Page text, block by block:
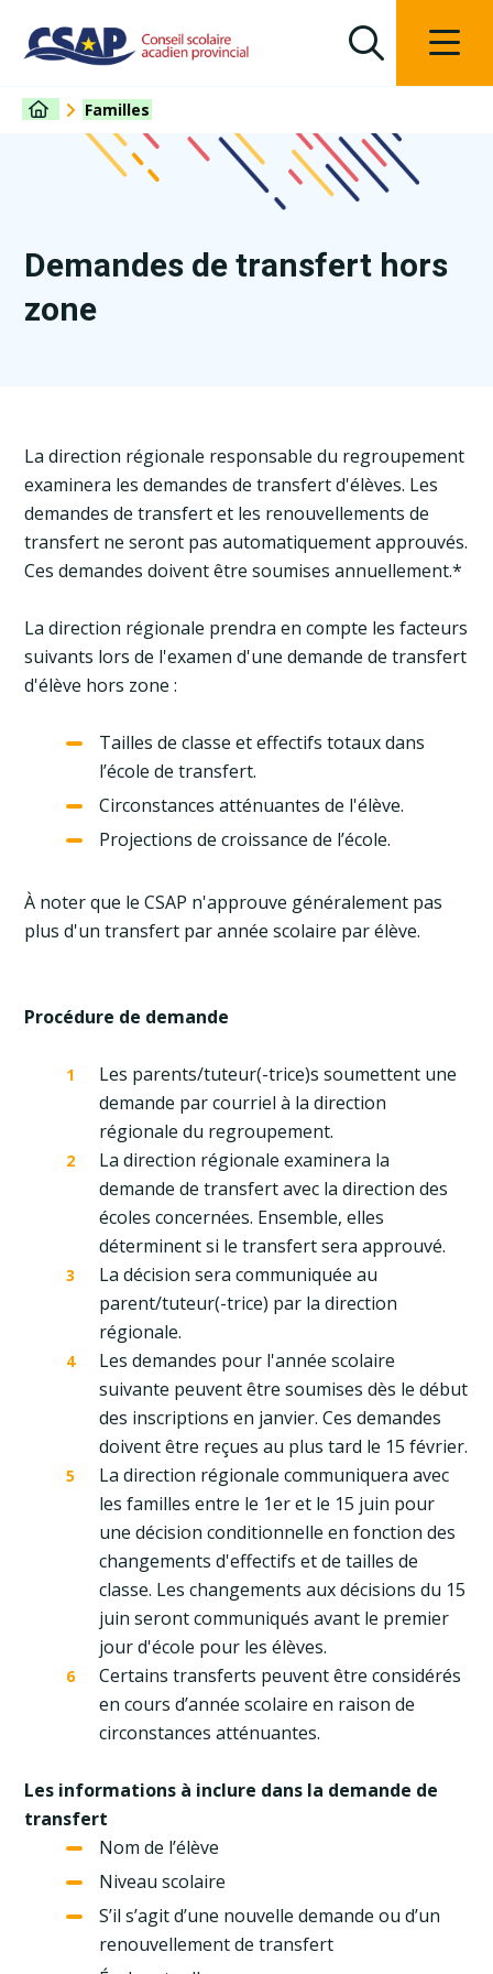
Familles
Demandes de transfert hors
zone
La direction régionale responsable du regroupement
examinera les demandes de transfert d'élèves. Les
demandes de transfert et les renouvellements de
transfert ne seront pas automatiquement approuvés.
Ces demandes doivent être soumises annuellement.*
La direction régionale prendra en compte les facteurs
suivants lors de l'examen d'une demande de transfert
d'élève hors zone :
Tailles de classe et effectifs totaux dans
l’école de transfert.
Circonstances atténuantes de l'élève.
Projections de croissance de l’école.
À noter que le CSAP n'approuve généralement pas
plus d'un transfert par année scolaire par élève.
Procédure de demande
Les parents/tuteur(-trice)s soumettent une
demande par courriel à la direction
régionale du regroupement.
La direction régionale examinera la
demande de transfert avec la direction des
écoles concernées. Ensemble, elles
déterminent si le transfert sera approuvé.
La décision sera communiquée au
parent/tuteur(-trice) par la direction
régionale.
Les demandes pour l'année scolaire
suivante peuvent être soumises dès le début
des inscriptions en janvier. Ces demandes
doivent être reçues au plus tard le 15 février.
La direction régionale communiquera avec
les familles entre le 1er et le 15 juin pour
une décision conditionnelle en fonction des
changements d'effectifs et de tailles de
classe. Les changements aux décisions du 15
juin seront communiqués avant le premier
jour d'école pour les élèves.
Certains transferts peuvent être considérés
en cours d’année scolaire en raison de
circonstances atténuantes.
Les informations à inclure dans la demande de
transfert
Nom de l’élève
Niveau scolaire
S’il s’agit d’une nouvelle demande ou d’un
renouvellement de transfert